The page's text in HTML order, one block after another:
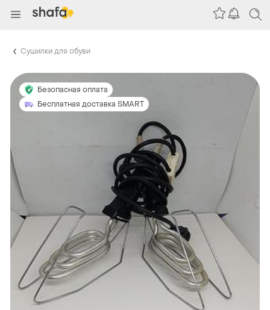
Сушилки для обуви
Безопасная оплата
Бесплатная доставка SMART